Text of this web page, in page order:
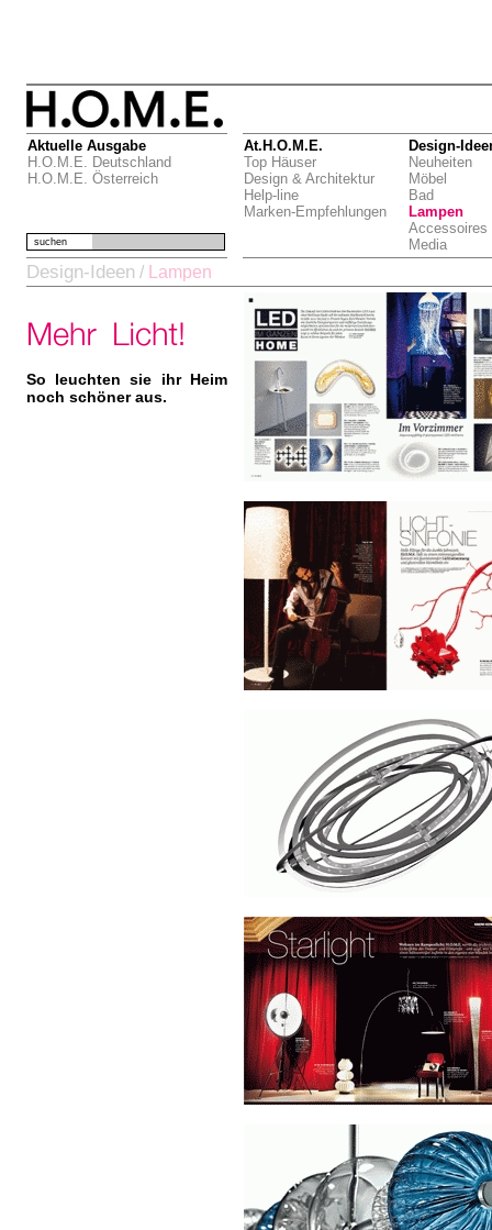
Aktuelle Ausgabe
H.O.M.E. Deutschland
H.O.M.E. Österreich
At.H.O.M.E.
Top Häuser
Design & Architektur
Help-line
Marken-Empfehlungen
Design-
Neuheiten
Möbel
Bad
Lampen
Accessoires
Media
suchen
Design-Ideen / Lampen
So leuchten sie ihr Heim
noch schöner aus.